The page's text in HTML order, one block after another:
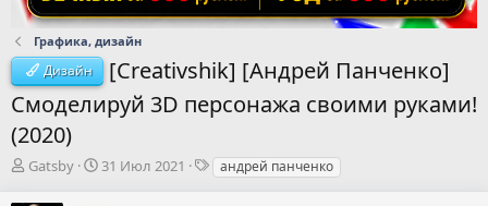
Графика, дизайн
Дизайн
[Creativshik] [Андрей Панченко]
Смоделируй 3D персонажа своими руками!
(2020)
А
Gatsby
Д
31 Июл 2021
Тандрей панченко